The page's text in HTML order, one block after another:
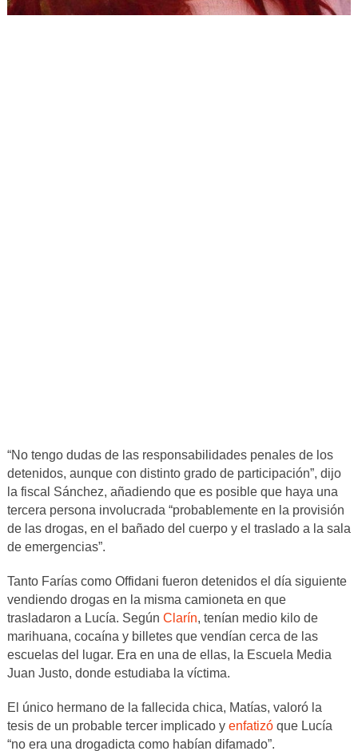
“No tengo dudas de las responsabilidades penales de los
detenidos, aunque con distinto grado de participación”, dijo
la fiscal Sánchez, añadiendo que es posible que haya una
tercera persona involucrada “probablemente en la provisión
de las drogas, en el bañado del cuerpo y el traslado a la sala
de emergencias”.
Tanto Farías como Offidani fueron detenidos el día siguiente
vendiendo drogas en la misma camioneta en que
trasladaron a Lucía. Según Clarín, tenían medio kilo de
marihuana, cocaína y billetes que vendían cerca de las
escuelas del lugar. Era en una de ellas, la Escuela Media
Juan Justo, donde estudiaba la víctima.
El único hermano de la fallecida chica, Matías, valoró la
tesis de un probable tercer implicado y enfatizóque Lucía
“no era una drogadicta como habían difamado”.